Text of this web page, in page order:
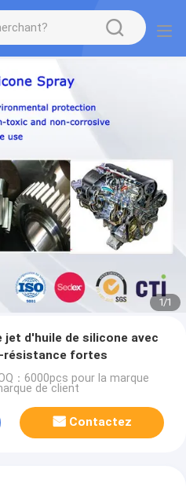
1/1
d'huile de silicone avec
résistance fortes
：6000pcs pour la marque
de client
Contactez